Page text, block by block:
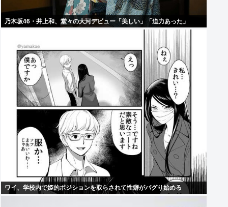
乃木坂46・井上和、堂々の大河デビュー「美しい」「迫力あった」
ワイ、学校内で姫的ポジションを取らされて性癖がバグり始める